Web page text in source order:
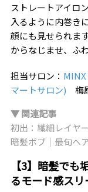
ストレートアイロ
入るように内巻き
顔にも見せられま
からなじませ、ふ
担当サロン：
マートサロン) 梅
▼ 関連記事
初出：繊細レイヤ
暗髪ボブ｜最旬ヘ
【3】暗髪で
るモード感ス